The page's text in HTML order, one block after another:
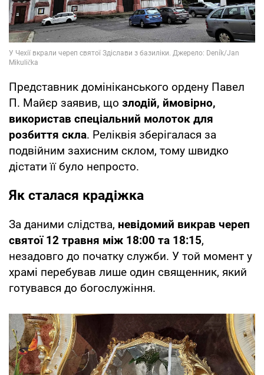
Представник домініканського ордену Павел
П. Майєр заявив, що злодій, ймовірно,
використав спеціальний молоток для
розбиття скла. Реліквія зберігалася за
подвійним захисним склом, тому швидко
дістати її було непросто.
Як сталася крадіжка
За даними слідства, невідомий викрав череп
святої 12 травня між 18:00 та 18:15,
незадовго до початку служби. У той момент у
храмі перебував лише один священник, який
готувався до богослужіння.